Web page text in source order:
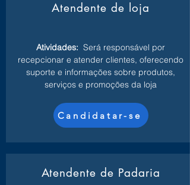
Atendente de loja
Atividades: Será responsável por
recepcionar e atender clientes, oferecendo
suporte e informações sobre produtos,
serviços e promoções da loja
Candidatar-se
Atendente de Padaria